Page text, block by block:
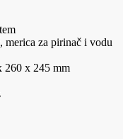
merica za pirinač i vodu
260 x 245 mm